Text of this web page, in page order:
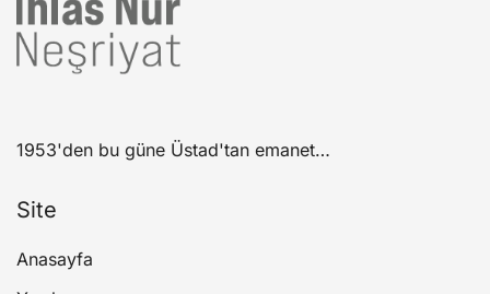
1953'den bu güne Üstad'tan emanet…
Site
Anasayfa